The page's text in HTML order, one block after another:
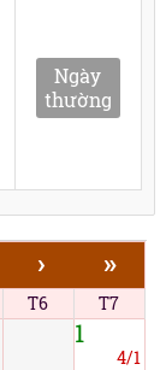
Ngày
thường
› »
T6 T7
1
4/1